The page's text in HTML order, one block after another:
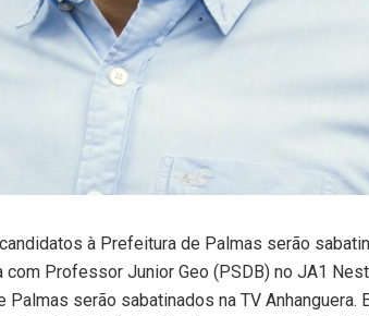
à Prefeitura de Palmas serão
Professor Junior Geo (PSDB) no JA1
serão sabatinados na TV Anhanguera.